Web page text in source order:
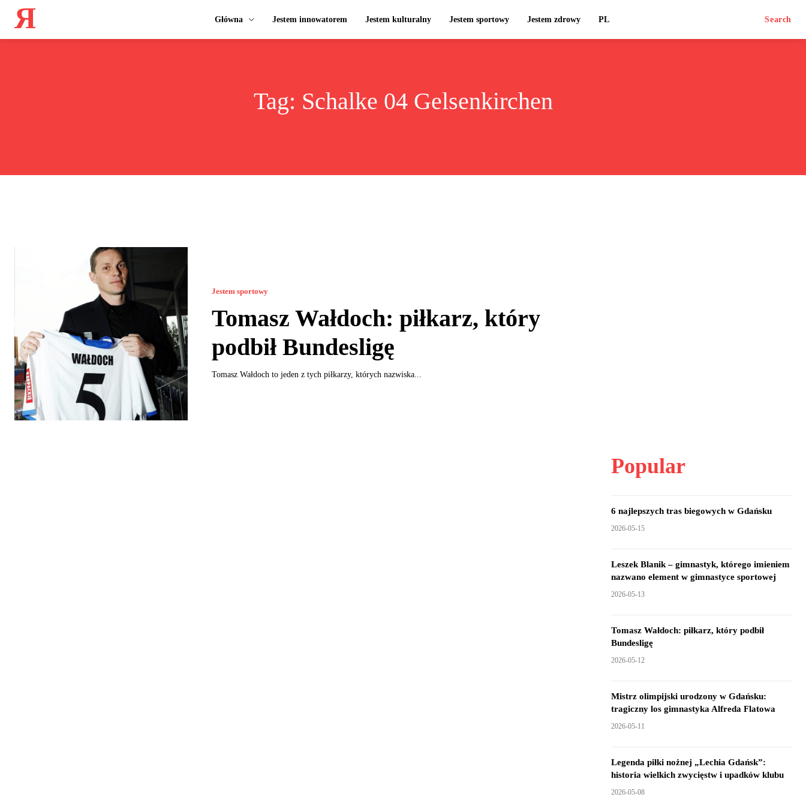
Я Główna Jestem innowatorem Jestem kulturalny Jestem sportowy Jestem zdrowy PL Search
Tag: Schalke 04 Gelsenkirchen
Jestem sportowy
Tomasz Wałdoch: piłkarz, który
podbił Bundesligę
Tomasz Wałdoch to jeden z tych piłkarzy, których nazwiska...
Popular
6 najlepszych tras biegowych w Gdańsku
2026-05-15
Leszek Blanik – gimnastyk, którego imieniem
nazwano element w gimnastyce sportowej
2026-05-13
Tomasz Wałdoch: piłkarz, który podbił
Bundesligę
2026-05-12
Mistrz olimpijski urodzony w Gdańsku:
tragiczny los gimnastyka Alfreda Flatowa
2026-05-11
Legenda piłki nożnej „Lechia Gdańsk”:
historia wielkich zwycięstw i upadków klubu
2026-05-08